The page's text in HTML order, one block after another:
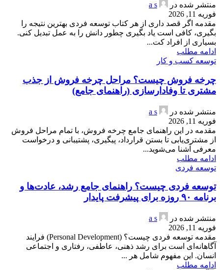
منتشر شده در
a s
فوریه 11, 2026
مقدمه اگر قصد داری از هر کتاب توسعه فردی بهترین نتیجه را
بگیری، کافی است یاد بگیری چطور دانش را به عمل تبدیل کنی.
بسیاری از افراد کت...
ادامه مطلب
توسعه کسب و کار
چرخه فروش چیست؟ مراحل چرخه فروش از جذب
مشتری تا وفادارسازی (راهنمای جامع)
منتشر شده در
a s
فوریه 11, 2026
مقدمه در این راهنمای جامع چرخه فروش، با تمام مراحل فروش
از مشتری‌یابی تا بستن قرارداد، پیگیری، پشتیبانی و درخواست
معرفی آشنا می‌شوید...
ادامه مطلب
توسعه فردی
توسعه فردی چیست؟ راهنمای جامع رشد، عادت‌ها و
برنامه ۹۰ روزه برای پیشرفت پایدار
منتشر شده در
a s
فوریه 11, 2026
مقدمه توسعه فردی چیست؟ (Personal Development) فرایند
آگاهانه‌ای است برای رشد ذهنی، عاطفی، رفتاری و اجتماعی
انسان. این مفهوم شامل هر ...
ادامه مطلب